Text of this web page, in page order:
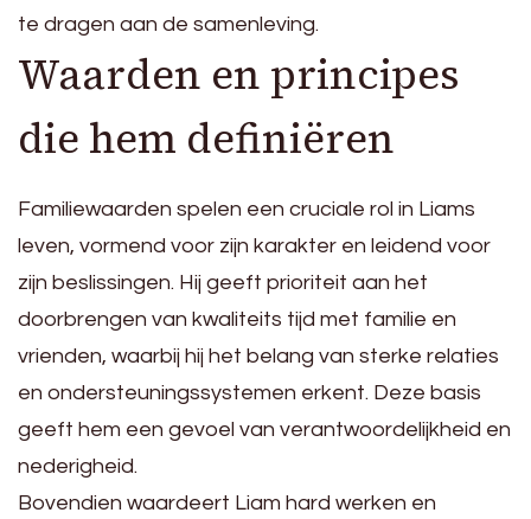
te dragen aan de samenleving.
Waarden en principes
die hem definiëren
Familiewaarden spelen een cruciale rol in Liams
leven, vormend voor zijn karakter en leidend voor
zijn beslissingen. Hij geeft prioriteit aan het
doorbrengen van kwaliteits tijd met familie en
vrienden, waarbij hij het belang van sterke relaties
en ondersteuningssystemen erkent. Deze basis
geeft hem een gevoel van verantwoordelijkheid en
nederigheid.
Bovendien waardeert Liam hard werken en